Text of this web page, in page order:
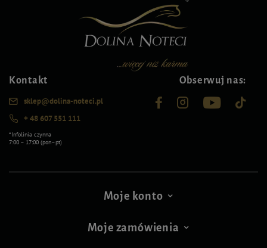
Kontakt
sklep@dolina-noteci.pl
+ 48 607 551 111
*Infolinia czynna
7:00 – 17:00 (pon–pt)
Obserwuj nas:
Moje konto
Moje zamówienia